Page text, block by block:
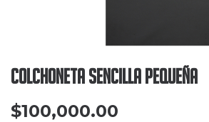
Colchoneta sencilla pequeña
$100,000.00